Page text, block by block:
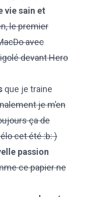
vie sain et
le premier
avec
devant Hero
que je traine
je m’en
ça de
cet été :b: )
passion
ce papier ne